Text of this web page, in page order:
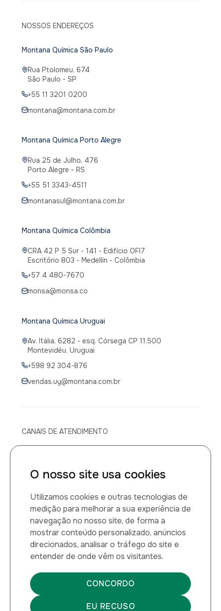
O nosso site usa cookies
Utilizamos cookies e outras tecnologias de
medição para melhorar a sua experiência de
navegação no nosso site, de forma a
mostrar conteúdo personalizado, anúncios
direcionados, analisar o tráfego do site e
entender de onde vêm os visitantes.
CONCORDO
EU RECUSO
NOSSOS ENDEREÇOS
Montana Química São Paulo
Rua Ptolomeu, 674
São Paulo - SP
+55 11 3201 0200
montana@montana.com.br
Montana Química Porto Alegre
Rua 25 de Julho, 476
Porto Alegre - RS
+55 51 3343-4511
montanasul@montana.com.br
Montana Química Colômbia
CRA 42 P 5 Sur - 141 - Edifício OFI7
Escritório 803 - Medellín - Colômbia
+57 4 480-7670
monsa@monsa.co
Montana Química Uruguai
Av. Itália, 6282 - esq. Córsega CP 11.500
Montevidéu, Uruguai
+598 92 304-876
vendas.uy@montana.com.br
CANAIS DE ATENDIMENTO
0800 014 1149
Montana Química LTDA
CNPJ: 60.884.459/0001-27
Verificada por